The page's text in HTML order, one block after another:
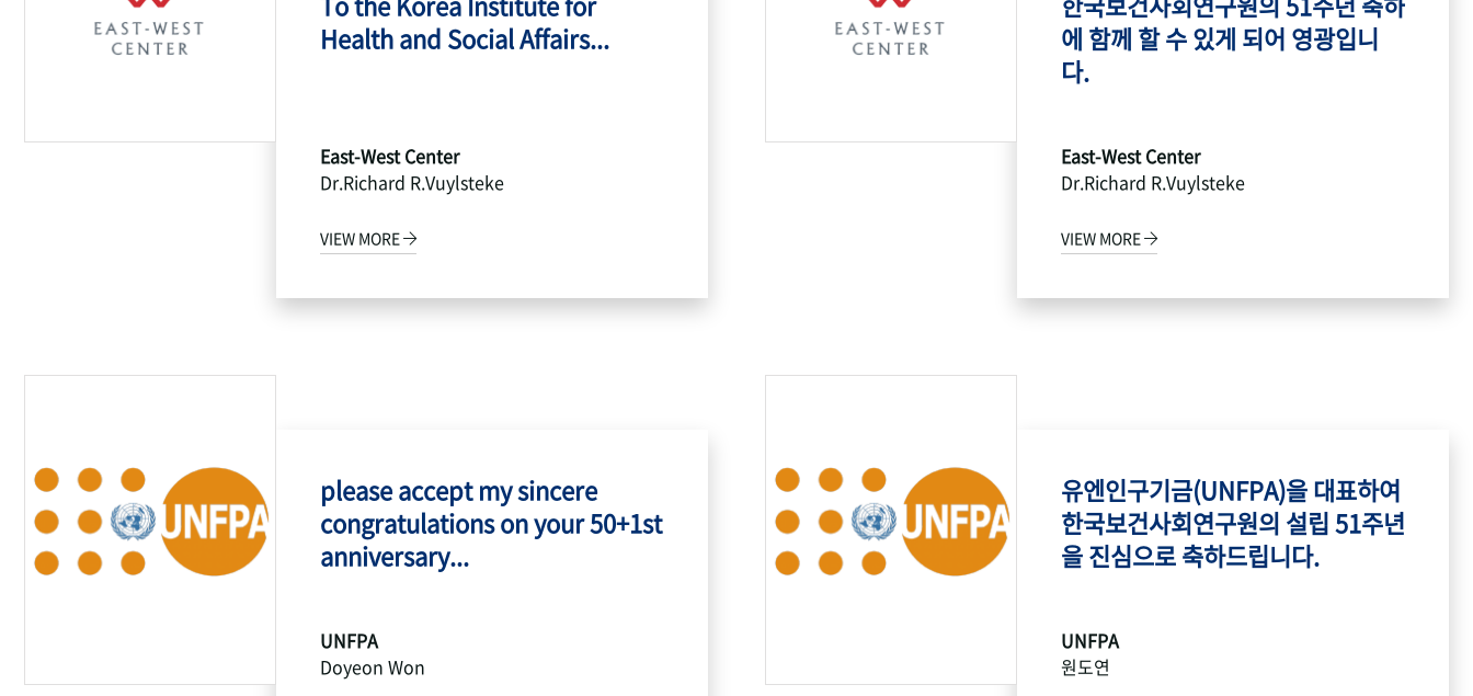
Health and Social Affairs...
East-West Center
Dr.Richard R.Vuylsteke
VIEW MORE
에 함께 할 수 있게 되어 영광입니
다.
East-West Center
Dr.Richard R.Vuylsteke
VIEW MORE
please accept my sincere
congratulations on your 50+1st
anniversary...
UNFPA
Doyeon Won
유엔인구기금(UNFPA)을 대표하여
한국보건사회연구원의 설립 51주년
을 진심으로 축하드립니다.
UNFPA
원도연